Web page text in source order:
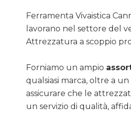
Ferramenta Vivaistica
lavorano nel settore del
Attrezzatura a scoppio
Forniamo un ampio
qualsiasi marca, oltre a un
assicurare che le
un servizio di qualità,